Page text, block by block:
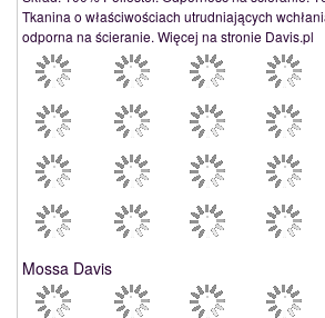
Tkanina o właściwościach utrudniających
odporna na ścieranie. Więcej na stronie Davis.pl
Mossa Davis